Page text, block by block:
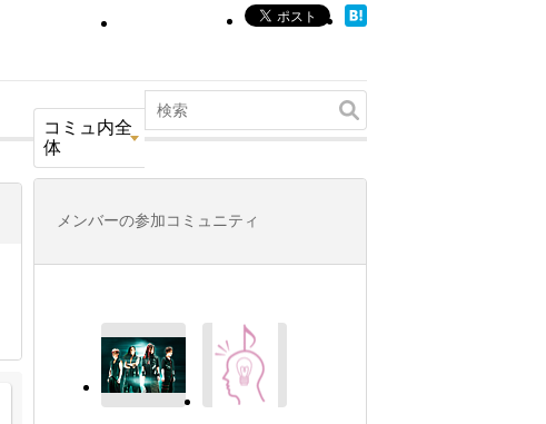
コミュ内全
体
メンバーの参加コミュニティ